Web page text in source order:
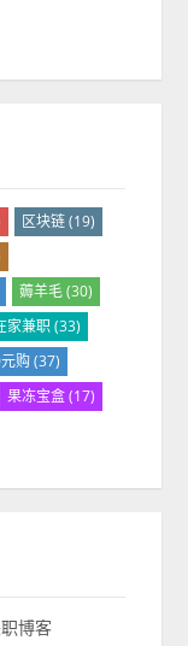
区块链(19)
薅羊毛(30)
家兼职(33)
购(37)
果冻宝盒(17)
博客